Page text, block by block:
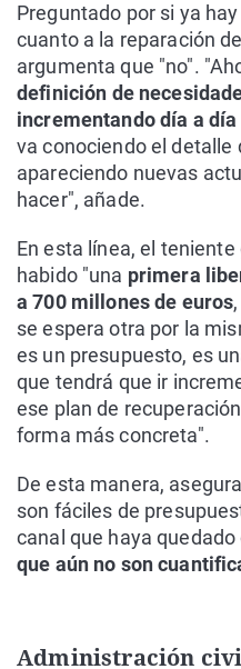
Preguntado por si ya
cuanto a la reparación
argumenta que "no".
definición de
incrementando día a día
va conociendo el detalle
apareciendo nuevas
hacer", añade.
En esta línea, el
habido "una primera
a 700 millones de euros
se espera otra por la
es un presupuesto, es
que tendrá que ir
ese plan de
forma más concreta".
De esta manera,
son fáciles de
canal que haya
que aún no son
Administración